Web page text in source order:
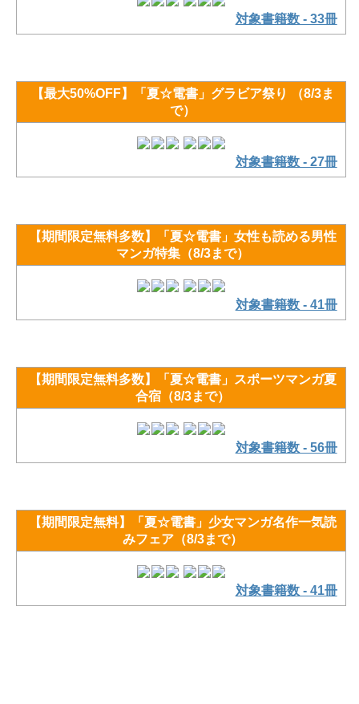
対象書籍数 - 33冊
【最大50%OFF】「夏☆電書」グラビア祭り （8/3ま
で）
対象書籍数 - 27冊
【期間限定無料多数】「夏☆電書」女性も読める男性
マンガ特集（8/3まで）
対象書籍数 - 41冊
【期間限定無料多数】「夏☆電書」スポーツマンガ夏
合宿（8/3まで）
対象書籍数 - 56冊
【期間限定無料】「夏☆電書」少女マンガ名作一気読
みフェア（8/3まで）
対象書籍数 - 41冊